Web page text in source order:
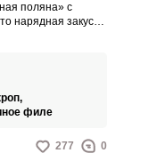
поляна» с
нарядная закуска
филе
277 0